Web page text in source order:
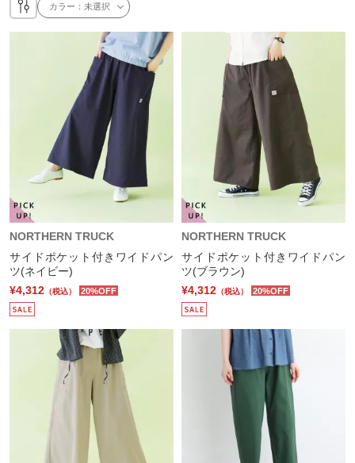
カラー：未選択
NORTHERN TRUCK
サイドポケット付きワイドパン
ツ(ネイビー)
¥4,312 （税込） 20%OFF
NORTHERN TRUCK
サイドポケット付きワイドパン
ツ(ブラウン)
¥4,312 （税込） 20%OFF